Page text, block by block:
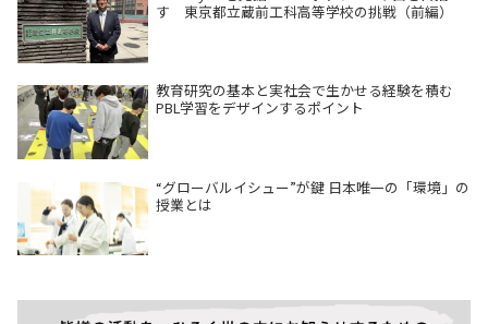
す 東京都立蔵前工科高等学校の挑戦（前編）
教育研究の基本と実社会で生かせる経験を積む
PBL学習をデザインするポイント
“グローバルイシュー”が鍵 日本唯一の「環境」の
授業とは